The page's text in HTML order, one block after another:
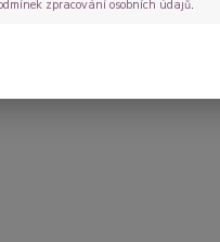
zpracování osobních údajů.